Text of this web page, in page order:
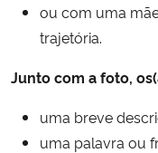
Banco Central do Brasil
Planalto
ou com uma
trajetória.
Junto com a foto,
uma breve
uma palavra ou